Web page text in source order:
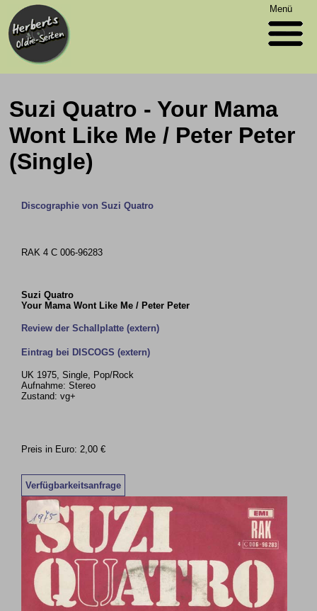
Menü
Suzi Quatro - Your Mama
Wont Like Me / Peter Peter
(Single)
Discographie von Suzi Quatro
RAK 4 C 006-96283
Suzi Quatro
Your Mama Wont Like Me / Peter Peter
Review der Schallplatte (extern)
Eintrag bei DISCOGS (extern)
UK 1975, Single, Pop/Rock
Aufnahme: Stereo
Zustand: vg+
Preis in Euro: 2,00 €
Verfügbarkeitsanfrage